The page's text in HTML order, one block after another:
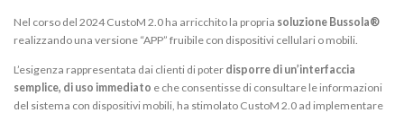
Nel corso del 2024 CustoM 2.0 ha arricchito la propria soluzione Bussola®
realizzando una versione “APP” fruibile con dispositivi cellulari o mobili.
L’esigenza rappresentata dai clienti di poter disporre di un’interfaccia
semplice, di uso immediato e che consentisse di consultare le informazioni
del sistema con dispositivi mobili, ha stimolato CustoM 2.0 ad implementare